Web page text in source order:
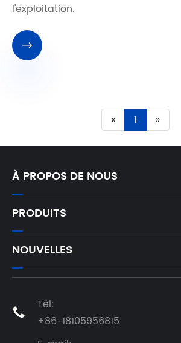
l'exploitation.

« 1 »
À PROPOS DE NOUS
PRODUITS
NOUVELLES

Tél:
+86-18105956815